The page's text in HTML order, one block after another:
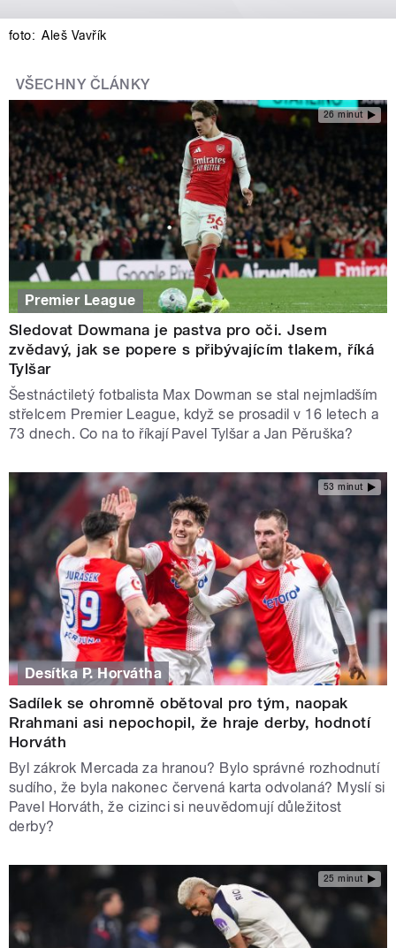
foto: Aleš Vavřík
VŠECHNY ČLÁNKY
26 minut
Premier League
Sledovat Dowmana je pastva pro oči. Jsem
zvědavý, jak se popere s přibývajícím tlakem, říká
Tylšar
Šestnáctiletý fotbalista Max Dowman se stal nejmladším
střelcem Premier League, když se prosadil v 16 letech a
73 dnech. Co na to říkají Pavel Tylšar a Jan Pěruška?
53 minut
Desítka P. Horvátha
Sadílek se ohromně obětoval pro tým, naopak
Rrahmani asi nepochopil, že hraje derby, hodnotí
Horváth
Byl zákrok Mercada za hranou? Bylo správné rozhodnutí
sudího, že byla nakonec červená karta odvolaná? Myslí si
Pavel Horváth, že cizinci si neuvědomují důležitost
derby?
25 minut